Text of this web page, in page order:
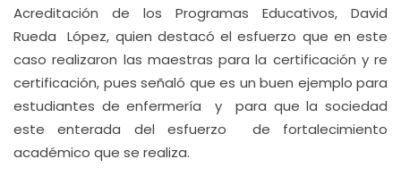
Acreditación de los Programas Educativos, David
Rueda López, quien destacó el esfuerzo que en este
caso realizaron las maestras para la certificación y re
certificación, pues señaló que es un buen ejemplo para
estudiantes de enfermería y para que la sociedad
este enterada del esfuerzo de fortalecimiento
académico que se realiza.